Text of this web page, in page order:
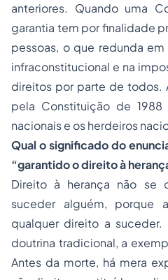
anteriores. Quando uma
garantia tem por finalidade
pessoas, o que redunda
infraconstitucional e na
direitos por parte de todos.
pela Constituição de
nacionais e os herdeiros
Qual o significado do
“garantido o direito à
Direito à herança não se
suceder alguém, porque
qualquer direito a suceder.
doutrina tradicional, a
Antes da morte, há mera